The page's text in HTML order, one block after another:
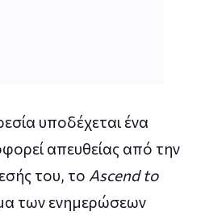
υποδέχεται ένα
απευθείας από την
του, το Ascend to
των ενημερώσεων